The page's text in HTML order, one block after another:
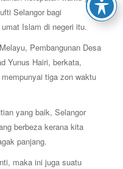
Selangor bagi
Islam di negeri itu.
Pembangunan Desa
Yunus Hairi, berkata,
tiga zon waktu
yang baik, Selangor
berbeza kerana kita
panjang.
maka ini juga suatu